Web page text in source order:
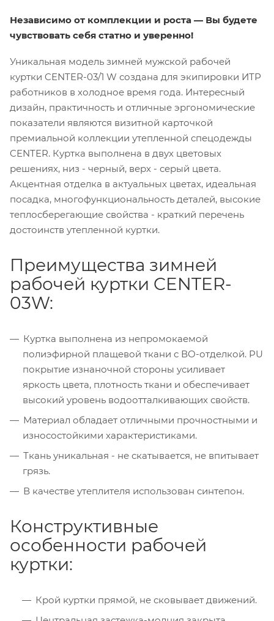
Независимо от комплекции и роста — Вы будете
чувствовать себя статно и уверенно!
Уникальная модель зимней мужской рабочей
куртки CENTER-03/1 W создана для экипировки ИТР
работников в холодное время года. Интересный
дизайн, практичность и отличные эргономические
показатели являются визитной карточкой
премиальной коллекции утепленной спецодежды
CENTER. Куртка выполнена в двух цветовых
решениях, низ - черный, верх - серый цвета.
Акцентная отделка в актуальных цветах, идеальная
посадка, многофункциональность деталей, высокие
теплосберегающие свойства - краткий перечень
достоинств утепленной куртки.
Преимущества зимней
рабочей куртки CENTER-
03W:
Куртка выполнена из непромокаемой
полиэфирной плащевой ткани с ВО-отделкой. PU
покрытие изнаночной стороны усиливает
яркость цвета, плотность ткани и обеспечивает
высокий уровень водоотталкивающих свойств.
Материал обладает отличными прочностными и
износостойкими характеристиками.
Ткань уникальная - не скатывается, не впитывает
грязь.
В качестве утеплителя использован синтепон.
Конструктивные
особенности рабочей
куртки:
Крой куртки прямой, не сковывает движений.